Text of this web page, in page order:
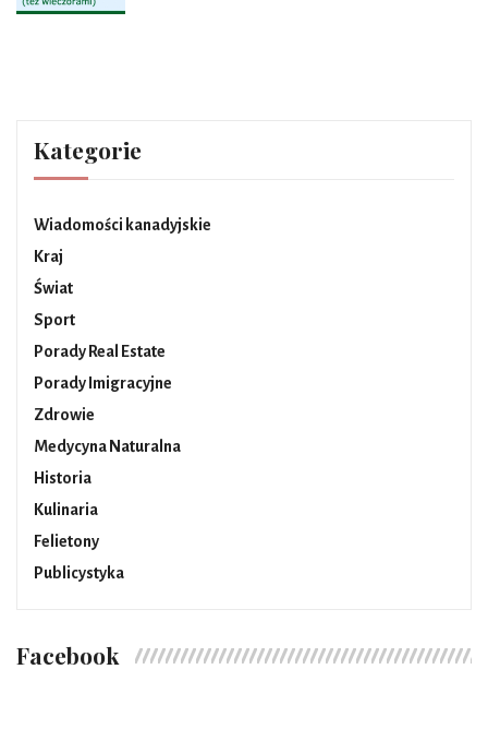
Kategorie
Wiadomości kanadyjskie
Kraj
Świat
Sport
Porady Real Estate
Porady Imigracyjne
Zdrowie
Medycyna Naturalna
Historia
Kulinaria
Felietony
Publicystyka
Facebook